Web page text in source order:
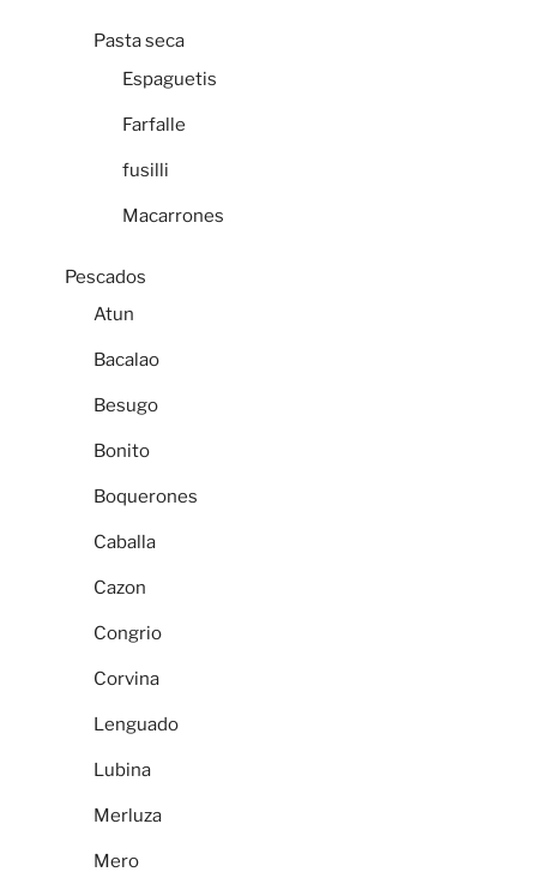
Pasta seca
Espaguetis
Farfalle
fusilli
Macarrones
Pescados
Atun
Bacalao
Besugo
Bonito
Boquerones
Caballa
Cazon
Congrio
Corvina
Lenguado
Lubina
Merluza
Mero